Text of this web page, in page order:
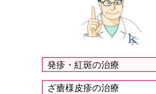
発疹・紅斑の治療
ざ瘡様皮疹の治療